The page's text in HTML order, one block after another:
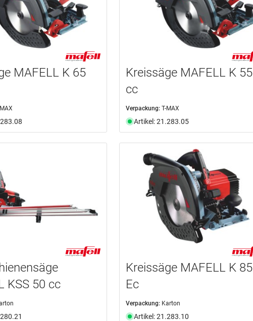
MAFELL K 65
Kreissäge MAFELL K 55
cc
Verpackung: T-MAX
Artikel: 21.283.05
KSS 50 cc
Kreissäge MAFELL K 85
Ec
Verpackung: Karton
Artikel: 21.283.10